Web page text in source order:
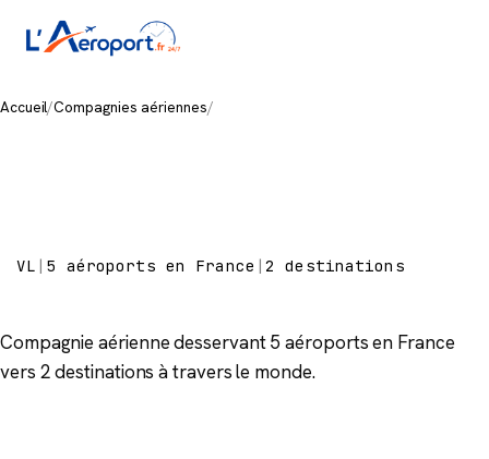
Accueil/Compagnies aériennes/
VL | 5 aéroports en France |2 destinations
Compagnie aérienne desservant 5 aéroports en France
vers 2 destinations à travers le monde.